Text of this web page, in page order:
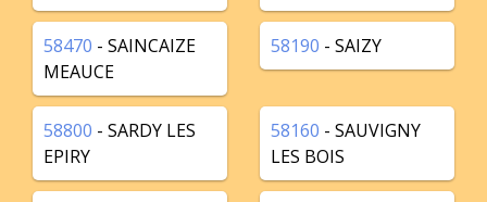
58470 - SAINCAIZE
MEAUCE
58190 - SAIZY
58800 - SARDY LES
EPIRY
58160 - SAUVIGNY
LES BOIS